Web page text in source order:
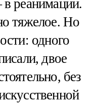
реанимации.
тяжелое. Но
одного
двое
без